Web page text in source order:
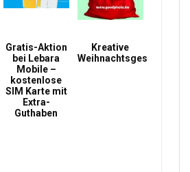
Gratis-Aktion
bei Lebara
Mobile –
kostenlose
SIM Karte mit
Extra-
Guthaben
Kreative
Weihnachtsgeschenke